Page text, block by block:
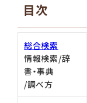
目次
総合検索
情報検索/辞
書・事典
/調べ方